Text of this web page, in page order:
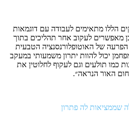
הללו מתאימים לעבודה עם דוגמאות
מאפשרים לעקוב אחר תהליכים בתוך
הפרעה של האוטופלורנסנציה הטבעית
יכול להוות יתרון משמעותי במעקב
כמו תולעים וגם לעקוף לחלוטין את
האור הנראה״.
שממציאות לה פתרון